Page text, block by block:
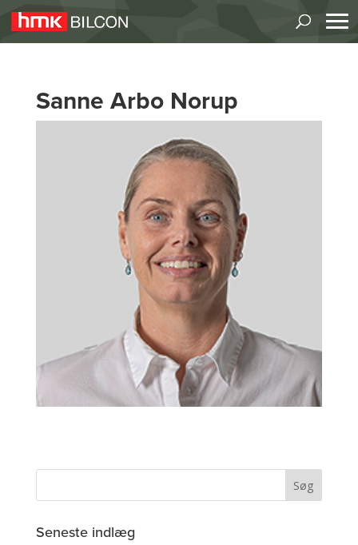
Sanne Arbo Norup
Seneste indlæg